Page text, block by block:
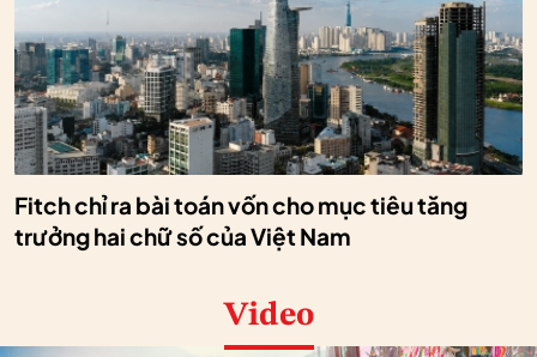
Fitch chỉ ra bài toán vốn cho mục tiêu tăng
trưởng hai chữ số của Việt Nam
Video